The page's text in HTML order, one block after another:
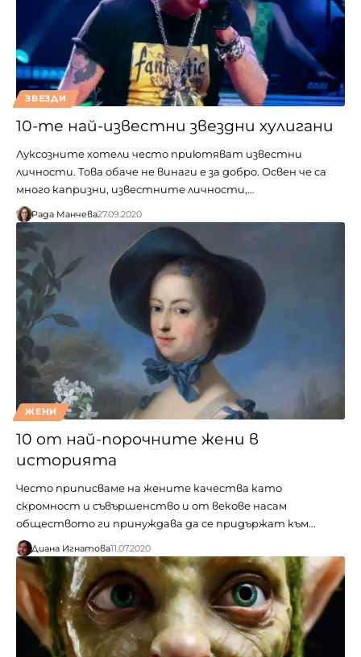
ЗВЕЗДИ
10-те най-известни звездни хулигани
Луксозните хотели често приютяват известни
личности. Това обаче не винаги е за добро. Освен че са
много капризни, известните личности,…
Рада Манчева27.09.2020
ЖЕНИ
10 от най-порочните жени в
историята
Често приписваме на жените качества като
скромност и съвършенство и от векове насам
обществото ги принуждава да се придържат към…
Диана Игнатова11.07.2020